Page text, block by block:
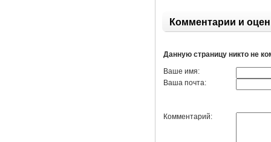
Комментарии и
Данную страницу никто не
Ваше имя:
Ваша почта:
Комментарий: